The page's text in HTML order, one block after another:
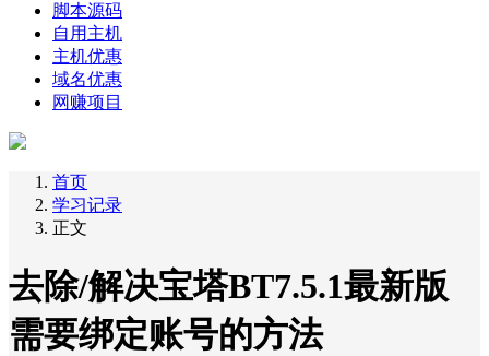
脚本源码
自用主机
主机优惠
域名优惠
网赚项目
首页
学习记录
正文
去除/解决宝塔BT7.5.1最新版
需要绑定账号的方法